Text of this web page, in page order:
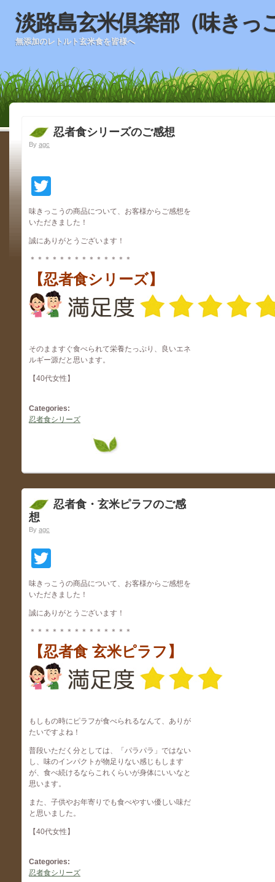
淡路島玄米倶楽部（味きっ
無添加のレトルト玄米食を皆様へ
忍者食シリーズのご感想
By agc
味きっこうの商品について、お客様からご感想を
いただきました！
誠にありがとうございます！
＊＊＊＊＊＊＊＊＊＊＊＊＊＊
【忍者食シリーズ】
そのまますぐ食べられて栄養たっぷり、良いエネ
ルギー源だと思います。
【40代女性】
Categories:
忍者食シリーズ
忍者食・玄米ピラフのご感
想
By agc
味きっこうの商品について、お客様からご感想を
いただきました！
誠にありがとうございます！
＊＊＊＊＊＊＊＊＊＊＊＊＊＊
【忍者食 玄米ピラフ】
もしもの時にピラフが食べられるなんて、ありが
たいですよね！
普段いただく分としては、「パラパラ」ではない
し、味のインパクトが物足りない感じもします
が、食べ続けるならこれくらいが身体にいいなと
思います。
また、子供やお年寄りでも食べやすい優しい味だ
と思いました。
【40代女性】
Categories:
忍者食シリーズ